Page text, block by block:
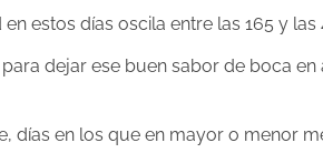
estos días oscila entre las 165 y las
dejar ese buen sabor de boca
días en los que en mayor o menor